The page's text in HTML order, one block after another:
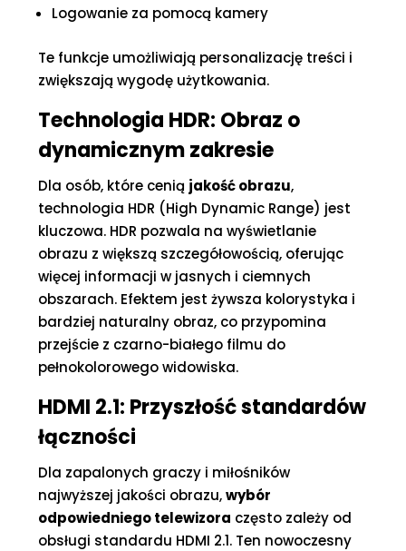
Logowanie za pomocą kamery
Te funkcje umożliwiają personalizację treści i
zwiększają wygodę użytkowania.
Technologia HDR: Obraz o
dynamicznym zakresie
Dla osób, które cenią jakość obrazu,
technologia HDR (High Dynamic Range) jest
kluczowa. HDR pozwala na wyświetlanie
obrazu z większą szczegółowością, oferując
więcej informacji w jasnych i ciemnych
obszarach. Efektem jest żywsza kolorystyka i
bardziej naturalny obraz, co przypomina
przejście z czarno-białego filmu do
pełnokolorowego widowiska.
HDMI 2.1: Przyszłość standardów
łączności
Dla zapalonych graczy i miłośników
najwyższej jakości obrazu,wybór
odpowiedniego telewizora często zależy od
obsługi standardu HDMI 2.1. Ten nowoczesny